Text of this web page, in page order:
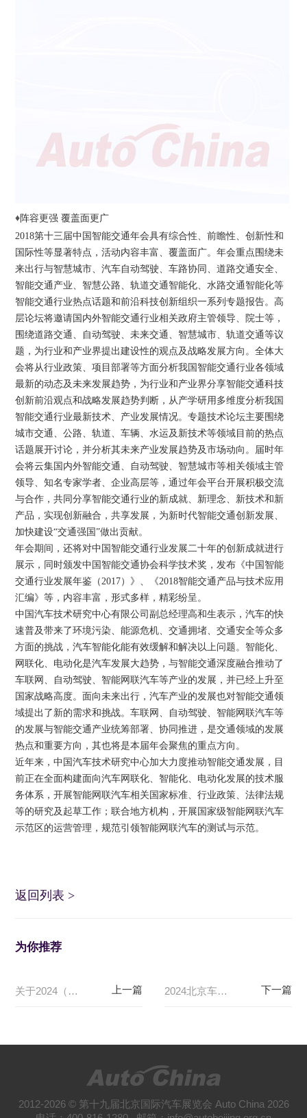
♦阵容更强 覆盖面更广
2018第十三届中国智能交通年会具有综合性、前瞻性、创新性和
国际性等显著特点，活动内容丰富、覆盖面广。年会重点围绕未
来出行与智慧城市、汽车自动驾驶、车路协同、道路交通安全、
智能交通产业、智慧公路、轨道交通智能化、水路交通智能化等
智能交通行业热点话题和前沿科技创新组织一系列专题报告。高
层论坛将邀请国内外智能交通行业相关政府主管领导、院士等，
围绕道路交通、自动驾驶、未来交通、智慧城市、轨道交通等议
题，为行业和产业界提出建设性的观点及战略发展方向。全体大
会将从行业政策、项目部署等方面分析我国智能交通行业各领域
最新的动态及未来发展趋势，为行业和产业界分享智能交通科技
创新前沿观点和战略发展趋势判断，从产学研用多维度分析我国
智能交通行业最新技术、产业发展情况。专题技术论坛主要围绕
城市交通、公路、轨道、车辆、水运及新技术等领域目前的热点
话题展开讨论，并分析其未来产业发展趋势及市场动向。届时年
会将云集国内外智能交通、自动驾驶、智慧城市等相关领域主管
领导、知名专家学者、企业高层等，通过年会平台开展积极交流
与合作，共同分享智能交通行业的新成就、新理念、新技术和新
产品，实现创新融合，共享发展，为新时代智能交通创新发展、
加快建设“交通强国”做出贡献。
年会期间，还将对中国智能交通行业发展二十年的创新成就进行
展示，同时颁发中国智能交通协会科学技术奖，发布《中国智能
交通行业发展年鉴（2017）》、《2018智能交通产品与技术应用
汇编》等，内容丰富，形式多样，精彩纷呈。
中国汽车技术研究中心有限公司副总经理高和生表示，汽车的快
速普及带来了环境污染、能源危机、交通拥堵、交通安全等众多
方面的挑战，汽车智能化能有效缓解和解决以上问题。智能化、
网联化、电动化是汽车发展大趋势，与智能交通深度融合推动了
车联网、自动驾驶、智能网联汽车等产业的发展，并已经上升至
国家战略高度。面向未来出行，汽车产业的发展也对智能交通领
域提出了新的需求和挑战。车联网、自动驾驶、智能网联汽车等
的发展与智能交通产业统筹部署、协同推进，是交通领域的发展
热点和重要方向，其也将是本届年会聚焦的重点方向。
近年来，中国汽车技术研究中心加大力度推动智能交通发展，目
前正在全面构建面向汽车网联化、智能化、电动化发展的技术服
务体系，开展智能网联汽车相关国家标准、行业政策、法律法规
等的研究及起草工作；联合地方机构，开展国家级智能网联汽车
示范区的运营管理，规范引领智能网联汽车的测试与示范。
返回列表 >
为你推荐
关于2024（第十八届）北京国际汽车展览会期间对部分道路采取临时交通管理措施的通告 2024北京车展线上媒体注册系统关闭及现场注册通告
2012-2026 © 第十九届北京国际汽车展览会 Auto China 2026